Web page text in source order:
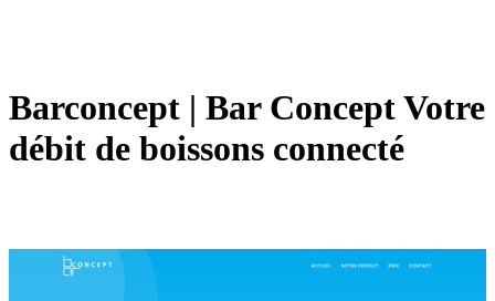
Barconcept | Bar Concept Votre
débit de boissons connecté